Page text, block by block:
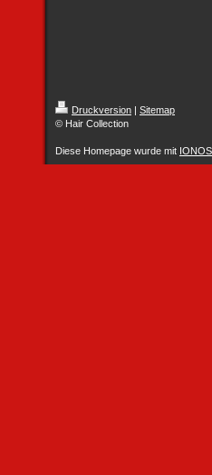
Druckversion | Sitemap
© Hair Collection
Diese Homepage wurde mit